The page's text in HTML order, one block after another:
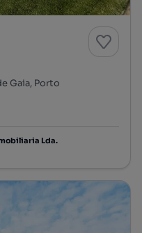
Gaia, Porto
Lda.